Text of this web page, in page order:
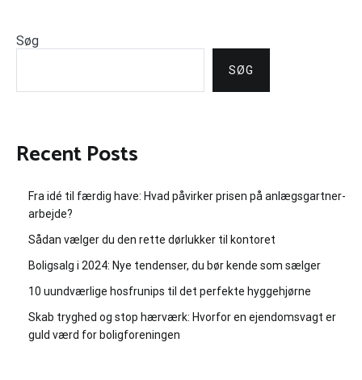
Søg
SØG
Recent Posts
Fra idé til færdig have: Hvad påvirker prisen på anlægsgartner-
arbejde?
Sådan vælger du den rette dørlukker til kontoret
Boligsalg i 2024: Nye tendenser, du bør kende som sælger
10 uundværlige hosfrunips til det perfekte hyggehjørne
Skab tryghed og stop hærværk: Hvorfor en ejendomsvagt er
guld værd for boligforeningen